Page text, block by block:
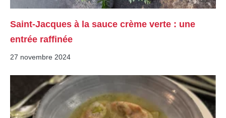
Saint-Jacques à la sauce crème verte : une
entrée raffinée
27 novembre 2024